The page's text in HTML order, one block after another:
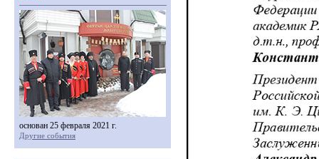
основан 25 февраля 2021 г.
Другие события